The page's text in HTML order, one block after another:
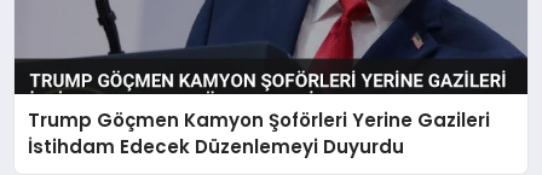
Trump Göçmen Kamyon Şoförleri Yerine Gazileri
İstihdam Edecek Düzenlemeyi Duyurdu